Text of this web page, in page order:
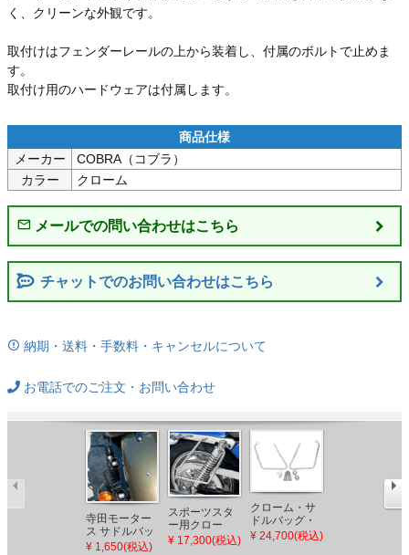
く、クリーンな外観です。
取付けはフェンダーレールの上から装着し、付属のボルトで止めま
す。
取付け用のハードウェアは付属します。
メーカー
COBRA（コブラ）
カラー
クローム
チャットでのお問い合わせはこちら
納期・送料・手数料・キャンセルについて
お電話でのご注文・お問い合わせ
寺田モーター
ス サドルバッ
グサポート用
¥ 1,650(税込)
スポーツスタ
ー用クロー
ム・サドルバ
¥ 17,300(税込)
クローム・サ
ドルバッグ・
サポート 左
右セット
¥ 24,700(税込)